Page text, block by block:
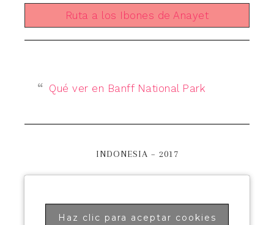
Ruta a los Ibones de Anayet
Qué ver en Banff National Park
INDONESIA – 2017
Haz clic para aceptar cookies